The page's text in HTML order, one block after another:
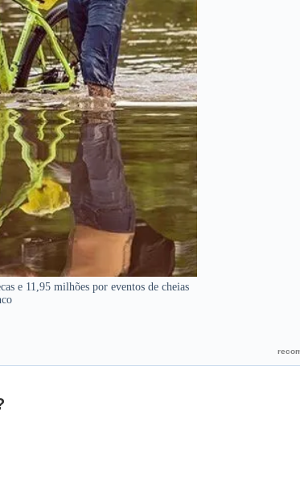
e 11,95 milhões por eventos de cheias